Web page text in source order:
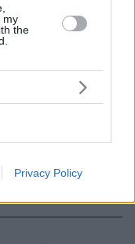
my
the
Privacy Policy